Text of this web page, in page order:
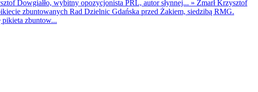
Dowgiałło, wybitny opozycjonista PRL, autor słynnej... » Zmarł Krzysztof
zbuntowanych Rad Dzielnic Gdańska przed Żakiem, siedzibą RMG.
pikieta zbuntow...